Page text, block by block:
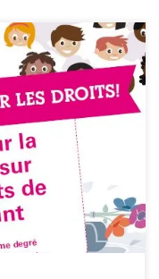
jeu nommé « Tous
la classe sur les
de l’enseignement
idéal à un projet
une […]